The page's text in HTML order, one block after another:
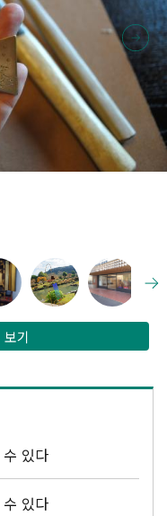
기
있다
있다